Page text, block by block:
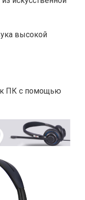
высокой
к ПК с помощью